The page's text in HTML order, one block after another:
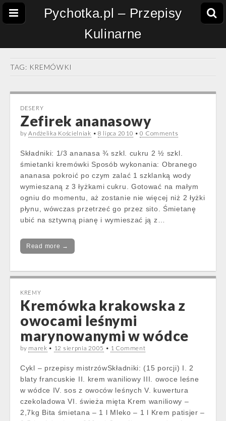
Pychotka.pl – Przepisy
Kulinarne
TAG: KREMÓWKI
DESERY
Zefirek ananasowy
byAndżelika Kościelniak • 8 lipca 2010 •0 Comments
Składniki: 1/3 ananasa ¾ szkl. cukru 2 ½ szkl.
śmietanki kremówki Sposób wykonania: Obranego
ananasa pokroić po czym zalać 1 szklanką wody
wymieszaną z 3 łyżkami cukru. Gotować na małym
ogniu do momentu, aż zostanie nie więcej niż 2 łyżki
płynu, wówczas przetrzeć go przez sito. Śmietanę
ubić na sztywną pianę i wymieszać ją z…
Read more →
KREMY
Kremówka krakowska z
owocami leśnymi
marynowanymi w wódce
by marek • 12 sierpnia 2005 • 1 Comment
Cykl – przepisy mistrzówSkładniki: (15 porcji) I. 2
blaty francuskie II. krem waniliowy III. owoce leśne
w wódce IV. sos z owoców leśnych V. kuwertura
czekoladowa VI. świeża mięta Krem waniliowy –
2,7kg Bita śmietana – 1 l Mleko – 1 l Krem patisjer –